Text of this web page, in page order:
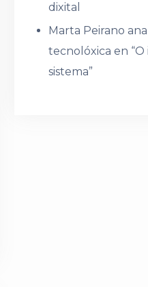
dixital
Marta Peirano
tecnolóxica en
sistema”